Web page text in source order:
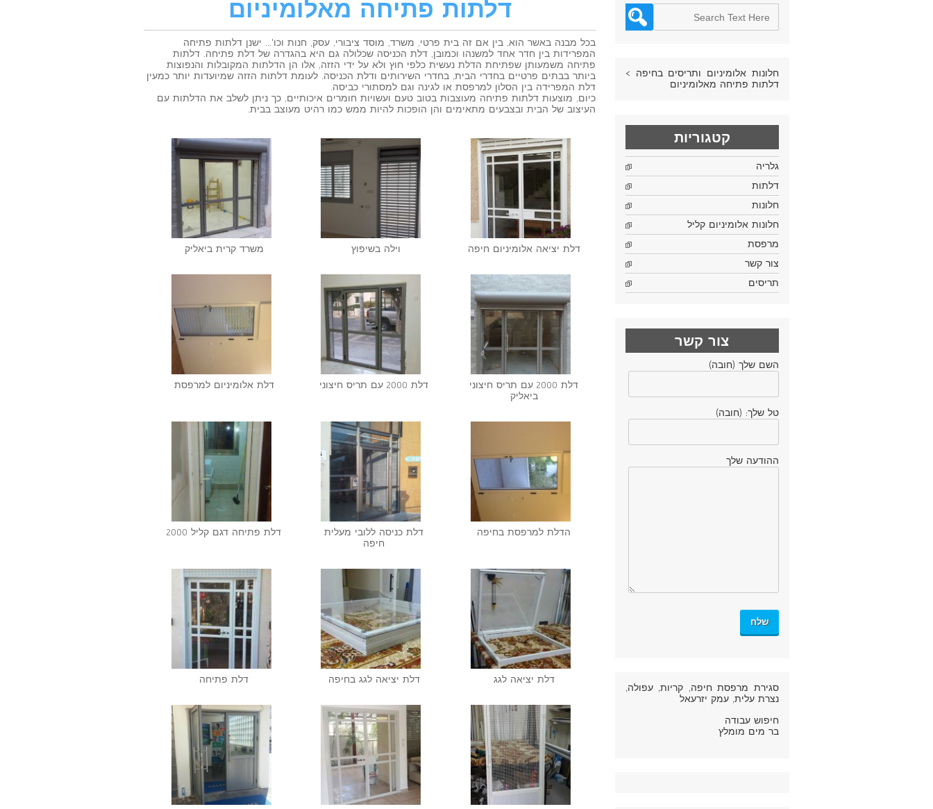
דלתות פתיחה מאלומיניום
בכל מבנה באשר הוא, בין אם זה בית פרטי, משרד, מוסד ציבורי, עסק, חנות וכו'… ישנן דלתות פתיחה
המפרידות בין חדר אחד למשנהו וכמובן, דלת הכניסה שכלולה גם היא בהגדרה של דלת פתיחה. דלתות
פתיחה משמעותן שפתיחת הדלת נעשית כלפי חוץ ולא על ידי הזזה, אלו הן הדלתות המקובלות והנפוצות
ביותר בבתים פרטיים בחדרי הבית, בחדרי השירותים ודלת הכניסה. לעומת דלתות הזזה שמיועדות יותר כמעין
דלת המפרידה בין הסלון למרפסת או לגינה וגם למסתורי כביסה.
כיום, מוצעות דלתות פתיחה מעוצבות בטוב טעם ועשויות חומרים איכותיים, כך ניתן לשלב את הדלתות עם
העיצוב של הבית ובצבעים מתאימים והן הופכות להיות ממש כמו רהיט מעוצב בבית.
דלת יציאה אלומיניום חיפה וילה בשיפוץ ‎ משרד קרית ביאליק‎
דלת 2000 עם תריס חיצוני
ביאליק
דלת 2000 עם תריס חיצוני דלת אלומיניום למרפסת
הדלת למרפסת בחיפה
דלת כניסה ללובי מעלית
חיפה
דלת פתיחה דגם קליל 2000
דלת יציאה לגג דלת יציאה לגג בחיפה דלת פתיחה‎
חלונות אלומיניום ותריסים בחיפה >
דלתות פתיחה מאלומיניום
קטגוריות
גלריה
דלתות
חלונות
חלונות אלומיניום קליל
מרפסת
צור קשר
תריסים
צור קשר
השם שלך (חובה)
טל שלך: (חובה)
ההודעה שלך
סגירת מרפסת חיפה, קריות, עפולה,
נצרת עלית, עמק יזרעאל
חיפוש עבודה
בר מים מומלץ